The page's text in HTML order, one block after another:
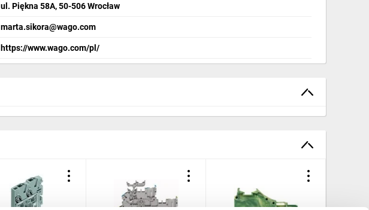
ul. Piękna 58A, 50-506 Wrocław
marta.sikora@wago.com
https://www.wago.com/pl/